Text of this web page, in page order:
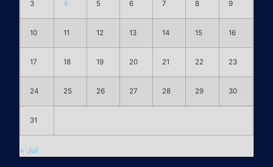
3 4 5 6 7 8 9
10 11 12 13 14 15 16
17 18 19 20 21 22 23
24 25 26 27 28 29 30
31
« Jul